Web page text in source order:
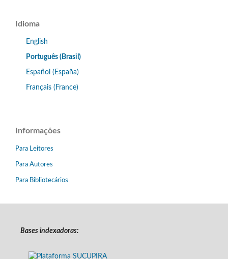
Idioma
English
Português (Brasil)
Español (España)
Français (France)
Informações
Para Leitores
Para Autores
Para Bibliotecários
Bases indexadoras: